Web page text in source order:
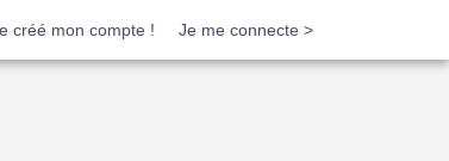
créé mon compte ! Je me connecte >